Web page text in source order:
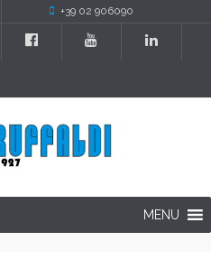
+39 02 906090
MENU